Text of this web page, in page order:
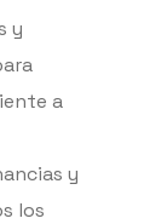
y
a
y
los